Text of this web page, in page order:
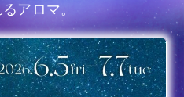
アロマ。